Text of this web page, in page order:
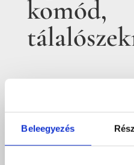
Beleegyezés
komód,